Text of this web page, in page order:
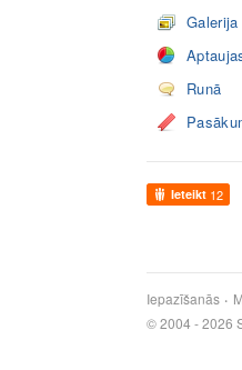
Galerija
Runā
Ieteikt 12
Iepazīšanās
© 2004 - 2026